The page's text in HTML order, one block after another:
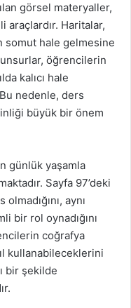
görsel materyaller,
Haritalar,
hale gelmesine
unsurlar, öğrencilerin
kalıcı hale
nedenle, ders
büyük bir önem
günlük yaşamla
Sayfa 97’deki
aynı
bir rol oynadığını
coğrafya
kullanabileceklerini
bir şekilde